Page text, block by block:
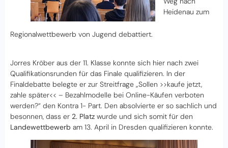
Heidenau zum
Regionalwettbewerb von Jugend debattiert.
Jorres Kröber aus der 11. Klasse konnte sich hier nach zwei
Qualifikationsrunden für das Finale qualifizieren. In der
Finaldebatte belegte er zur Streitfrage „Sollen >>kaufe jetzt,
zahle später<< – Bezahlmodelle bei Online-Käufen verboten
werden?“ den Kontra 1- Part. Den absolvierte er so sachlich und
besonnen, dass er 2. Platz wurde und sich somit für den
Landewettbewerb am 13. April in Dresden qualifizieren konnte.